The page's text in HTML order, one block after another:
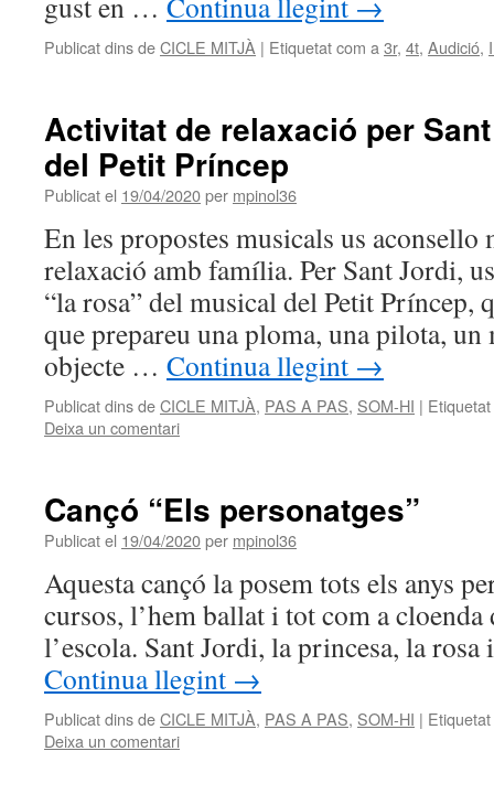
Publicat dins deCICLE MITJÀ | Etiquetat com a 3r, 4t, Audició,
Activitat de relaxació per
del Petit Príncep
Publicat el 19/04/2020per mpinol36
En les propostes musicals us aconsello
relaxació amb família. Per Sant Jordi,
“la rosa” del musical del Petit Príncep,
que prepareu una ploma, una pilota, un
objecte … Continua llegint →
Publicat dins deCICLE MITJÀ, PAS A PAS, SOM-HI |
Deixa un comentari
Cançó “Els personatges”
Publicat el 19/04/2020per mpinol36
Aquesta cançó la posem tots els anys
cursos, l’hem ballat i tot com a cloenda
l’escola. Sant Jordi, la princesa, la
Continua llegint →
Publicat dins deCICLE MITJÀ, PAS A PAS, SOM-HI |
Deixa un comentari